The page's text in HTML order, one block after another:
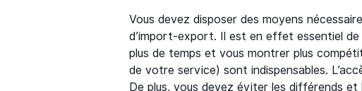
Vous devez disposer des moyens
d’import-export. Il est en effet essentiel de
plus de temps et vous montrer plus
de votre service) sont indispensables.
De plus, vous devez éviter les différends et